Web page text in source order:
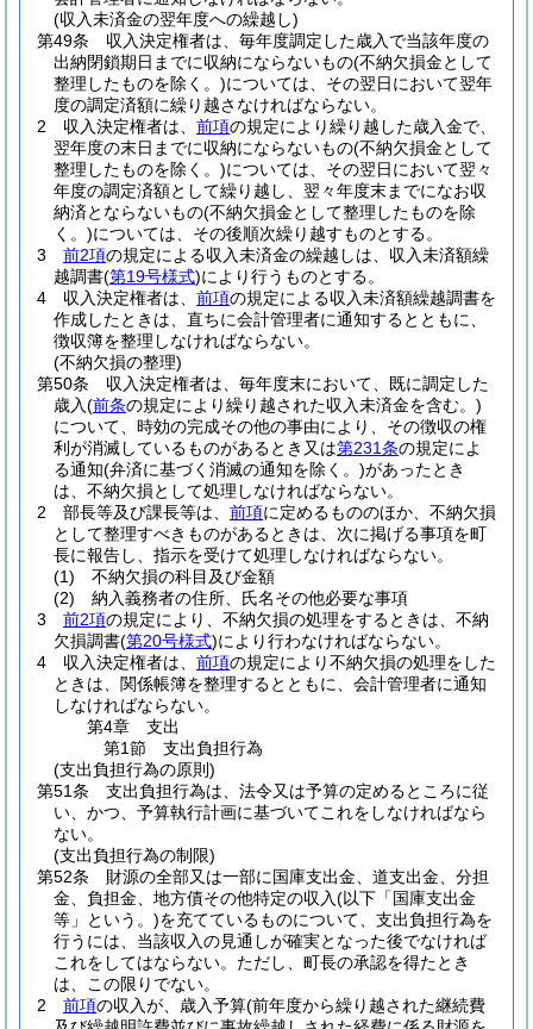
(収入未済金の翌年度への繰越し)
第49条
収入決定権者は、毎年度調定した歳入で当該年度の
出納閉鎖期日までに収納にならないもの(不納欠損金として
整理したものを除く。)については、その翌日において翌年
度の調定済額に繰り越さなければならない。
2
収入決定権者は、 前項の規定により繰り越した歳入金で、
翌年度の末日までに収納にならないもの(不納欠損金として
整理したものを除く。)については、その翌日において翌々
年度の調定済額として繰り越し、翌々年度末までになお収
納済とならないもの(不納欠損金として整理したものを除
く。)については、その後順次繰り越すものとする。
3
前2項の規定による収入未済金の繰越しは、収入未済額繰
越調書(第19号様式)により行うものとする。
4
収入決定権者は、 前項の規定による収入未済額繰越調書を
作成したときは、直ちに会計管理者に通知するとともに、
徴収簿を整理しなければならない。
(不納欠損の整理)
第50条
収入決定権者は、毎年度末において、既に調定した
歳入(前条の規定により繰り越された収入未済金を含む。)
について、時効の完成その他の事由により、その徴収の権
利が消滅しているものがあるとき又は第231条の規定によ
る通知(弁済に基づく消滅の通知を除く。)があったとき
は、不納欠損として処理しなければならない。
2
部長等及び課長等は、 前項に定めるもののほか、不納欠損
として整理すべきものがあるときは、次に掲げる事項を町
長に報告し、指示を受けて処理しなければならない。
(1)
不納欠損の科目及び金額
(2)
納入義務者の住所、氏名その他必要な事項
3
前2項の規定により、不納欠損の処理をするときは、不納
欠損調書(第20号様式)により行わなければならない。
4
収入決定権者は、 前項の規定により不納欠損の処理をした
ときは、関係帳簿を整理するとともに、会計管理者に通知
しなければならない。
第4章
支出
第1節
支出負担行為
(支出負担行為の原則)
第51条
支出負担行為は、法令又は予算の定めるところに従
い、かつ、予算執行計画に基づいてこれをしなければなら
ない。
(支出負担行為の制限)
第52条
財源の全部又は一部に国庫支出金、道支出金、分担
金、負担金、地方債その他特定の収入(以下「国庫支出金
等」という。)を充てているものについて、支出負担行為を
行うには、当該収入の見通しが確実となった後でなければ
これをしてはならない。 ただし、町長の承認を得たとき
は、この限りでない。
2
前項の収入が、歳入予算(前年度から繰り越された継続費